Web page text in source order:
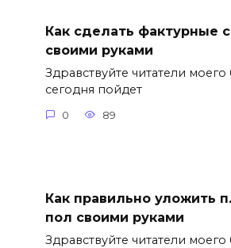
Как сделать фактурные
своими руками
Здравствуйте читатели моего
сегодня пойдет
0 89
Как правильно уложить
пол своими руками
Здравствуйте читатели моего